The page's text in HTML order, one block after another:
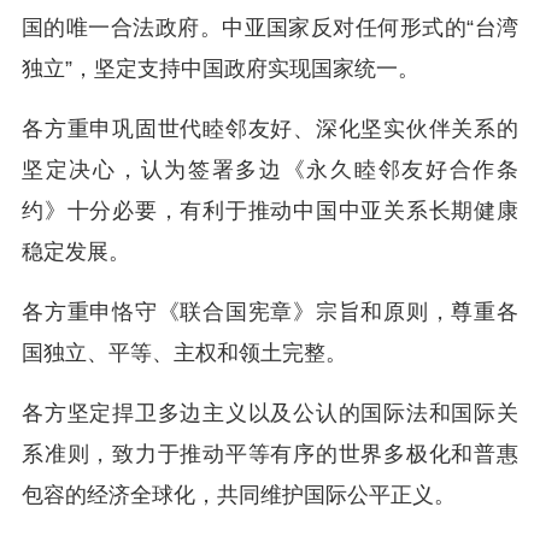
国的唯一合法政府。中亚国家反对任何形式的“台湾
独立”，坚定支持中国政府实现国家统一。
各方重申巩固世代睦邻友好、深化坚实伙伴关系的
坚定决心，认为签署多边《永久睦邻友好合作条
约》十分必要，有利于推动中国中亚关系长期健康
稳定发展。
各方重申恪守《联合国宪章》宗旨和原则，尊重各
国独立、平等、主权和领土完整。
各方坚定捍卫多边主义以及公认的国际法和国际关
系准则，致力于推动平等有序的世界多极化和普惠
包容的经济全球化，共同维护国际公平正义。